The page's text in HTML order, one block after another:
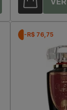
-R$ 76,75